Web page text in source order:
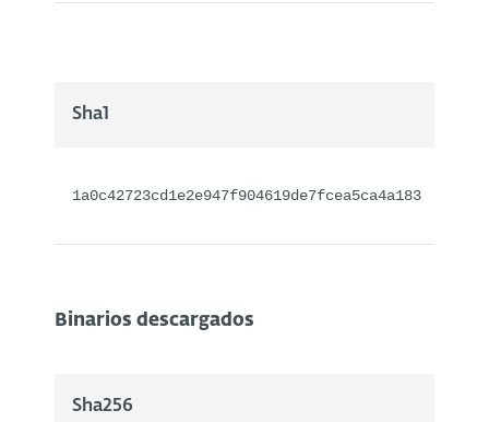
Sha1
1a0c42723cd1e2e947f904619de7fcea5ca4a183
Binarios descargados
Sha256